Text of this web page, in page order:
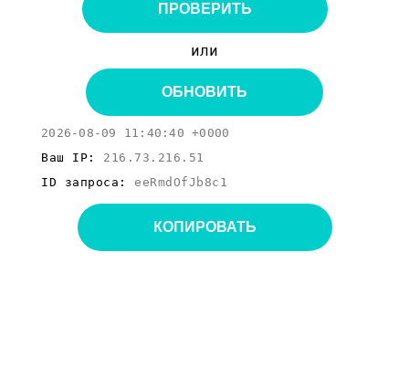
ПРОВЕРИТЬ
или
ОБНОВИТЬ
2026-08-09 11:40:40 +0000
Ваш IP: 216.73.216.51
ID запроса: eeRmdOfJb8c1
КОПИРОВАТЬ